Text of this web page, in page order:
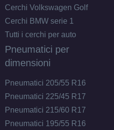
Cerchi Volkswagen Golf
Cerchi BMW serie 1
Tutti i cerchi per auto
Pneumatici per
dimensioni
Pneumatici 205/55 R16
Pneumatici 225/45 R17
Pneumatici 215/60 R17
Pneumatici 195/55 R16